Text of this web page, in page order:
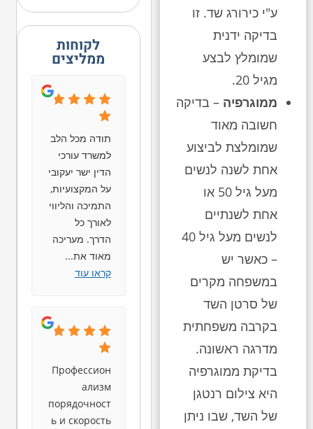
ע"י כירורג שד. זו
בדיקה ידנית
שמומלץ לבצע
מגיל 20.
ממוגרפיה – בדיקה
חשובה מאוד
שמומלצת לביצוע
אחת לשנה לנשים
מעל גיל 50 או
אחת לשנתיים
לנשים מעל גיל 40
– כאשר יש
במשפחה מקרים
של סרטן השד
בקרבה משפחתית
מדרגה ראשונה.
בדיקת ממוגרפיה
היא צילום רנטגן
של השד, שבו ניתן
לקוחות
ממליצים
תודה מכל הלב
למשרד עורכי
הדין ישר יעקובי
על המקצועיות,
התמיכה והליווי
לאורך כל
הדרך. מעריכה
מאוד את...
קראו עוד
Профессион
ализм
порядочност
ь и скорость